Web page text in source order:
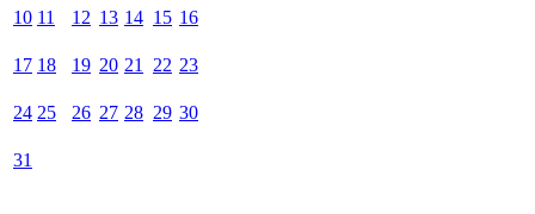
10 11 12 13 14 15 16
17 18 19 20 21 22 23
24 25 26 27 28 29 30
31